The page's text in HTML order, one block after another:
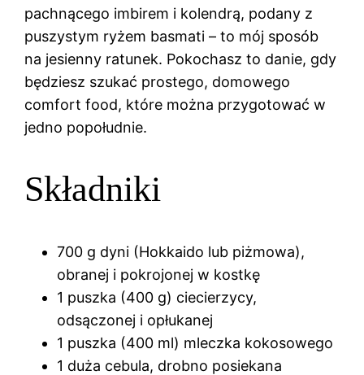
pachnącego imbirem i kolendrą, podany z
puszystym ryżem basmati – to mój sposób
na jesienny ratunek. Pokochasz to danie, gdy
będziesz szukać prostego, domowego
comfort food, które można przygotować w
jedno popołudnie.
Składniki
700 g dyni (Hokkaido lub piżmowa),
obranej i pokrojonej w kostkę
1 puszka (400 g) ciecierzycy,
odsączonej i opłukanej
1 puszka (400 ml) mleczka kokosowego
1 duża cebula, drobno posiekana